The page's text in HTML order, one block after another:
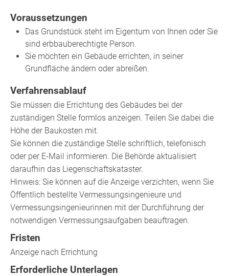
Voraussetzungen
Das Grundstück steht im Eigentum von Ihnen oder Sie
sind erbbauberechtigte Person.
Sie möchten ein Gebäude errichten, in seiner
Grundfläche ändern oder abreißen.
Verfahrensablauf
Sie müssen die Errichtung des Gebäudes bei der
zuständigen Stelle formlos anzeigen. Teilen Sie dabei die
Höhe der Baukosten mit.
Sie können die zuständige Stelle schriftlich, telefonisch
oder per E-Mail informieren. Die Behörde aktualisiert
daraufhin das Liegenschaftskataster.
Hinweis: Sie können auf die Anzeige verzichten, wenn Sie
Öffentlich bestellte Vermessungsingenieure und
Vermessungsingenieurinnen mit der Durchführung der
notwendigen Vermessungsaufgaben beauftragen.
Fristen
Anzeige nach Errichtung
Erforderliche Unterlagen